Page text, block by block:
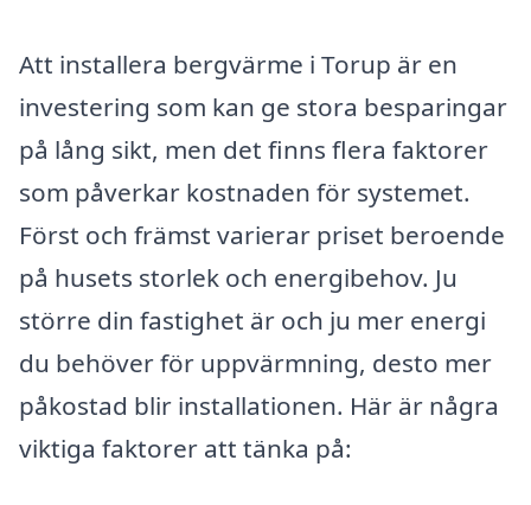
Att installera bergvärme i Torup är en
investering som kan ge stora besparingar
på lång sikt, men det finns flera faktorer
som påverkar kostnaden för systemet.
Först och främst varierar priset beroende
på husets storlek och energibehov. Ju
större din fastighet är och ju mer energi
du behöver för uppvärmning, desto mer
påkostad blir installationen. Här är några
viktiga faktorer att tänka på: